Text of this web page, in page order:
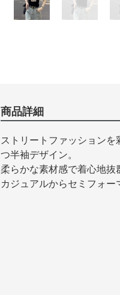
商品詳細
ストリートファッション
つ半袖デザイン。
柔らかな素材感で着心地抜
カジュアルからセミフォー